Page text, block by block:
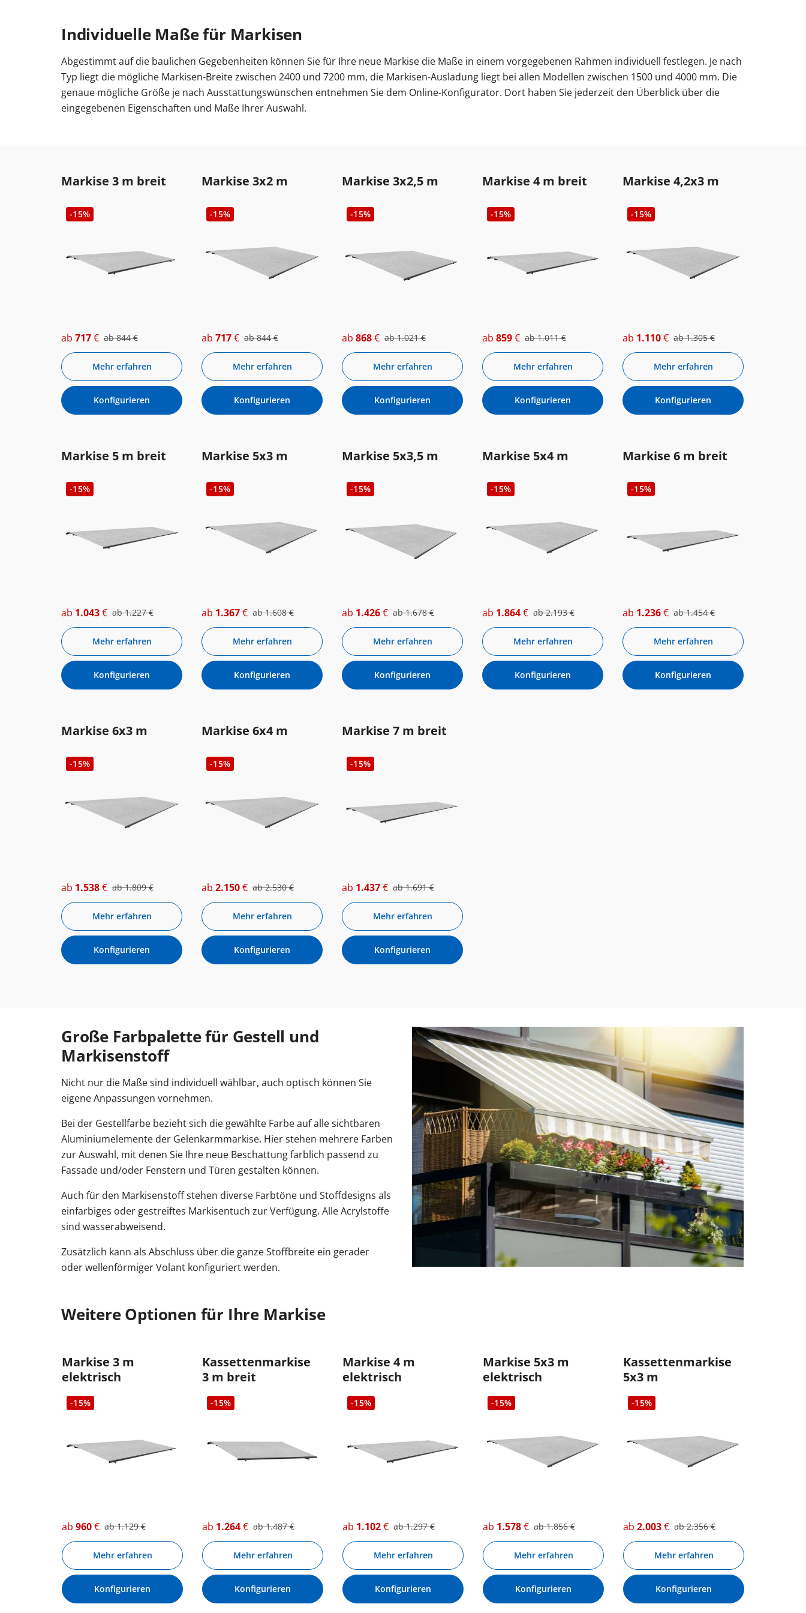
Individuelle Maße für Markisen
Abgestimmt auf die baulichen Gegebenheiten können Sie für Ihre neue Markise die Maße in einem vorgegebenen Rahmen individuell festlegen. Je nach
Typ liegt die mögliche Markisen-Breite zwischen 2400 und 7200 mm, die Markisen-Ausladung liegt bei allen Modellen zwischen 1500 und 4000 mm. Die
genaue mögliche Größe je nach Ausstattungswünschen entnehmen Sie dem Online-Konfigurator. Dort haben Sie jederzeit den Überblick über die
eingegebenen Eigenschaften und Maße Ihrer Auswahl.
Markise 3 m breit
-15%
ab 717€ ab844€
Mehr erfahren
Konfigurieren
Markise 3x2 m
-15%
ab 717€ ab844€
Mehr erfahren
Konfigurieren
Markise 3x2,5 m
-15%
ab 868€ ab1.021€
Mehr erfahren
Konfigurieren
Markise 4 m breit
-15%
ab 859€ ab1.011€
Mehr erfahren
Konfigurieren
Markise 4,2x3 m
-15%
ab 1.110€ ab1.305€
Mehr erfahren
Konfigurieren
Markise 5 m breit
-15%
ab 1.043€ ab1.227€
Mehr erfahren
Konfigurieren
Markise 5x3 m
-15%
ab 1.367€ ab1.608€
Mehr erfahren
Konfigurieren
Markise 5x3,5 m
-15%
ab 1.426€ ab1.678€
Mehr erfahren
Konfigurieren
Markise 5x4 m
-15%
ab 1.864€ ab2.193€
Mehr erfahren
Konfigurieren
Markise 6 m breit
-15%
ab 1.236€ ab1.454€
Mehr erfahren
Konfigurieren
Markise 6x3 m
-15%
ab 1.538€ ab1.809€
Mehr erfahren
Konfigurieren
Markise 6x4 m
-15%
ab 2.150€ ab2.530€
Mehr erfahren
Konfigurieren
Markise 7 m breit
-15%
ab 1.437€ ab1.691€
Mehr erfahren
Konfigurieren
Große Farbpalette für Gestell und
Markisenstoff
Nicht nur die Maße sind individuell wählbar, auch optisch können Sie
eigene Anpassungen vornehmen.
Bei der Gestellfarbe bezieht sich die gewählte Farbe auf alle sichtbaren
Aluminiumelemente der Gelenkarmmarkise. Hier stehen mehrere Farben
zur Auswahl, mit denen Sie Ihre neue Beschattung farblich passend zu
Fassade und/oder Fenstern und Türen gestalten können.
Auch für den Markisenstoff stehen diverse Farbtöne und Stoffdesigns als
einfarbiges oder gestreiftes Markisentuch zur Verfügung. Alle Acrylstoffe
sind wasserabweisend.
Zusätzlich kann als Abschluss über die ganze Stoffbreite ein gerader
oder wellenförmiger Volant konfiguriert werden.
Weitere Optionen für Ihre Markise
Markise 3 m
elektrisch
-15%
ab 960€ ab1.129€
Mehr erfahren
Konfigurieren
Kassettenmarkise
3 m breit
-15%
ab 1.264€ ab1.487€
Mehr erfahren
Konfigurieren
Markise 4 m
elektrisch
-15%
ab 1.102€ ab1.297€
Mehr erfahren
Konfigurieren
Markise 5x3 m
elektrisch
-15%
ab 1.578€ ab1.856€
Mehr erfahren
Konfigurieren
Kassettenmarkise
5x3 m
-15%
ab 2.003€ ab2.356€
Mehr erfahren
Konfigurieren